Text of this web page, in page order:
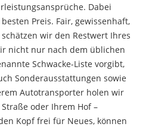
Dabei
Preis. Fair, gewissenhaft,
wir den Restwert Ihres
nicht nur nach dem üblichen
Schwacke-Liste vorgibt,
Sonderausstattungen sowie
Autotransporter holen wir
oder Ihrem Hof –
Kopf frei für Neues, können